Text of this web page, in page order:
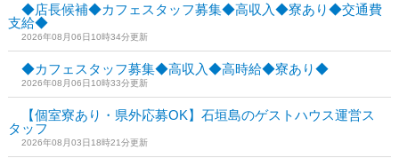
◆店長候補◆カフェスタッフ募集◆高収入◆寮あり◆交通費
支給◆
2026年08月06日10時34分更新
◆カフェスタッフ募集◆高収入◆高時給◆寮あり◆
2026年08月06日10時33分更新
【個室寮あり・県外応募OK】石垣島のゲストハウス運営ス
タッフ
2026年08月03日18時21分更新